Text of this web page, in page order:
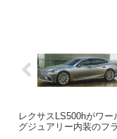
レクサスLS500hがワー
グジュアリー内装のフ